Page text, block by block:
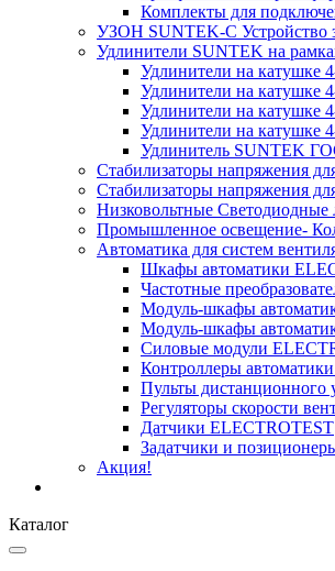
Комплекты для
УЗОН SUNTEK-C Устройство
Удлинители SUNTEK на
Удлинители на
Удлинители на
Удлинители на
Удлинители на
Удлинитель SUNTEK
Стабилизаторы напряжения
Стабилизаторы напряжения
Низковольтные
Промышленное освещение-
Автоматика для систем
Шкафы автоматики
Частотные
Модуль-шкафы
Модуль-шкафы
Силовые модули
Контроллеры
Пульты дистанционного
Регуляторы скорости
Датчики ELECTROTEST
Задатчики и
Акция!
Каталог